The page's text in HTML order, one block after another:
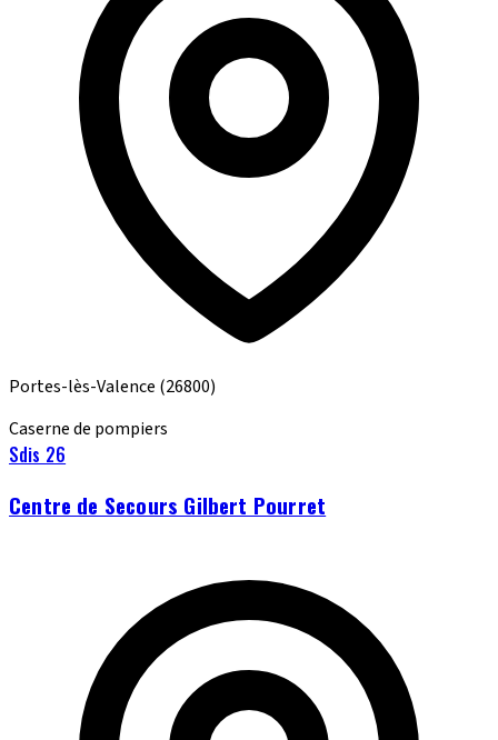
Portes-lès-Valence (26800)
Caserne de pompiers
Sdis 26
Centre de Secours Gilbert Pourret